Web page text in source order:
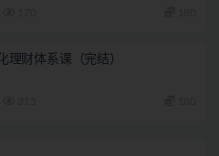
理财体系课（完结）